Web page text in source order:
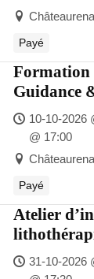
Payé
Formation
Guidance
runique
10-10-2026
@ 17:00
Payé
Atelier
31-10-2026